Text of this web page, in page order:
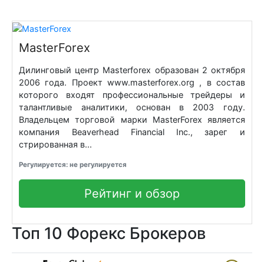
MasterForex
Дилинговый центр Masterforex образован 2 октября
2006 года. Проект www.masterforex.org , в состав
которого входят профессиональные трейдеры и
талантливые аналитики, основан в 2003 году.
Владельцем торговой марки MasterForex является
компания Beaverhead Financial Inc., зарег и
стрированная в...
Регулируется: не регулируется
Рейтинг и обзор
Топ 10 Форекс Брокеров